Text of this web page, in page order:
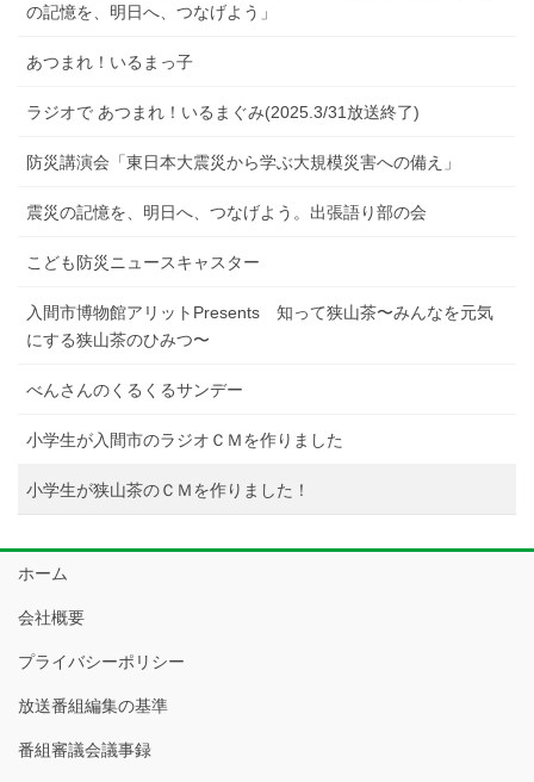
の記憶を、明日へ、つなげよう」
あつまれ！いるまっ子
ラジオで あつまれ！いるまぐみ(2025.3/31放送終了)
防災講演会「東日本大震災から学ぶ大規模災害への備え」
震災の記憶を、明日へ、つなげよう。出張語り部の会
こども防災ニュースキャスター
入間市博物館アリットPresents 知って狭山茶〜みんなを元気
にする狭山茶のひみつ〜
べんさんのくるくるサンデー
小学生が入間市のラジオＣＭを作りました
小学生が狭山茶のＣＭを作りました！
ホーム
会社概要
プライバシーポリシー
放送番組編集の基準
番組審議会議事録